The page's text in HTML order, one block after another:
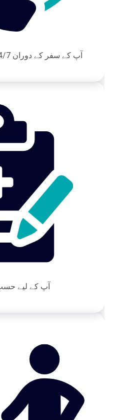
آپ کے سفر کے دوران 24/7 معیاری ذاتی معاونت
آپ کے لیے